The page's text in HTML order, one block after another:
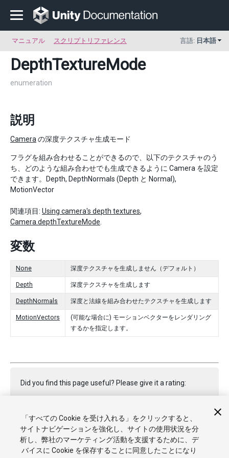
マニュアル スクリプトリファレンス 言語: 日本語
DepthTextureMode
enumeration
説明
Camera の深度テクスチャ生成モード
フラグを組み合わせることができるので、以下のテクスチャのう
ち、どのような組み合わせでも生成できるように Camera を設定
できます。Depth, DepthNormals (Depth と Normal),
MotionVector
関連項目: Using camera's depth textures,
Camera.depthTextureMode
変数
None 深度テクスチャを生成しません（デフォルト）
Depth 深度テクスチャを生成します
DepthNormals 深度と法線を組み合わせたテクスチャを生成します
MotionVectors
(可能な場合に) モーションベクターをレンダリング
するかを指定します。
Did you find this page useful? Please give it a rating:
Report a problem on this page
「すべての Cookie を受け入れる」をクリックすると、
サイトナビゲーションを強化し、サイトの使用状況を分
析し、弊社のマーケティング活動を支援するために、デ
バイスに Cookie を保存することに同意したことになり